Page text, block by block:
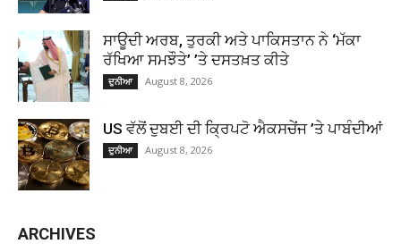
ਸਾਊਦੀ ਅਰਬ, ਤੁਰਕੀ ਅਤੇ ਪਾਕਿਸਤਾਨ ਨੇ ‘ਮੱਕਾ
ਰੱਖਿਆ ਸਮਝੌਤੇ’ ’ਤੇ ਦਸਤਖ਼ਤ ਕੀਤੇ
ਦੁਨੀਆ August 8, 2026
US ਵੱਲੋਂ ਦੁਬਈ ਦੀ ਕ੍ਰਿਪਟੋ ਐਕਸਚੇਂਜ ’ਤੇ ਪਾਬੰਦੀਆਂ
ਦੁਨੀਆ August 8, 2026
ARCHIVES